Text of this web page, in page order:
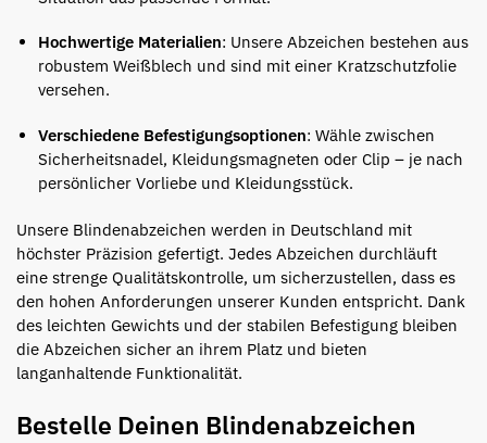
Hochwertige Materialien: Unsere Abzeichen bestehen aus
robustem Weißblech und sind mit einer Kratzschutzfolie
versehen.
Verschiedene Befestigungsoptionen: Wähle zwischen
Sicherheitsnadel, Kleidungsmagneten oder Clip – je nach
persönlicher Vorliebe und Kleidungsstück.
Unsere Blindenabzeichen werden in Deutschland mit
höchster Präzision gefertigt. Jedes Abzeichen durchläuft
eine strenge Qualitätskontrolle, um sicherzustellen, dass es
den hohen Anforderungen unserer Kunden entspricht. Dank
des leichten Gewichts und der stabilen Befestigung bleiben
die Abzeichen sicher an ihrem Platz und bieten
langanhaltende Funktionalität.
Bestelle Deinen Blindenabzeichen